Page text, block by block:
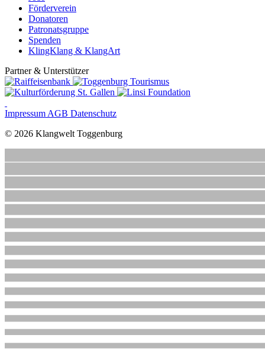
Förderverein
Donatoren
Patronatsgruppe
Spenden
KlingKlang & KlangArt
Partner & Unterstützer
Impressum AGB Datenschutz
© 2026 Klangwelt Toggenburg